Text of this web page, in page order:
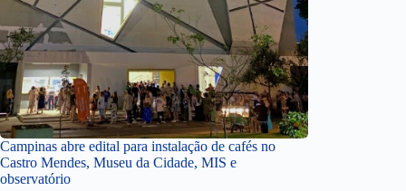
Campinas abre edital para instalação de cafés no
Castro Mendes, Museu da Cidade, MIS e
observatório